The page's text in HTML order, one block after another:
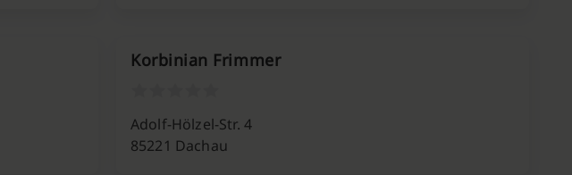
Korbinian Frimmer
Adolf-Hölzel-Str. 4
85221 Dachau